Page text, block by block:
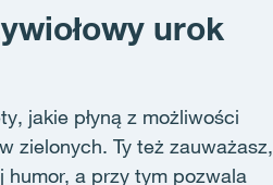
urok
jakie płyną z możliwości
zielonych. Ty też zauważasz,
humor, a przy tym pozwala